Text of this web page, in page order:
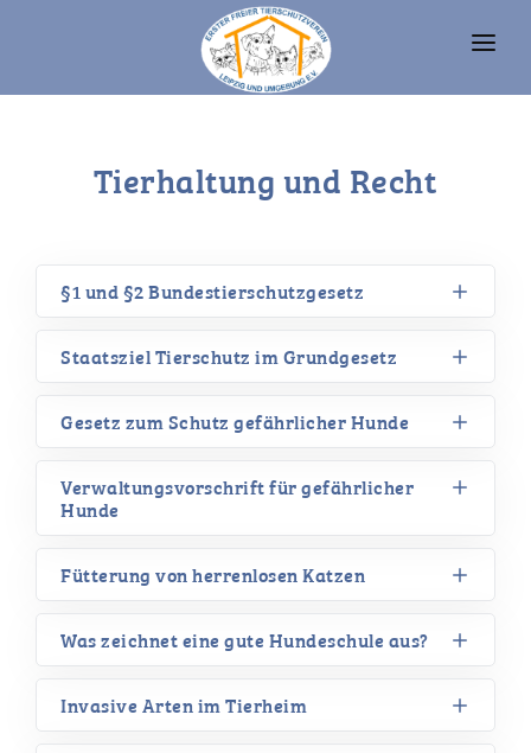
TIERHEIM
TIERHALTUNG UND RECHT
VEREIN
Tierhaltung und Recht
§1 und §2 Bundestierschutzgesetz
Staatsziel Tierschutz im Grundgesetz
Gesetz zum Schutz gefährlicher Hunde
Verwaltungsvorschrift für gefährlicher
Hunde
Fütterung von herrenlosen Katzen
Was zeichnet eine gute Hundeschule aus?
Invasive Arten im Tierheim